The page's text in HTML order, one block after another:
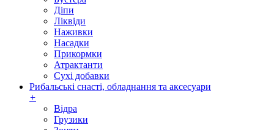
Діпи
Ліквіди
Наживки
Насадки
Прикормки
Атрактанти
Сухі добавки
Рибальські снасті, обладнання та аксесуари
+
Відра
Грузики